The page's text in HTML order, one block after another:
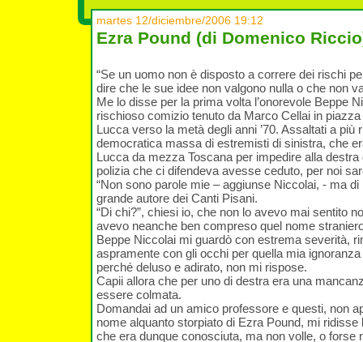
martes 12/diciembre/2006 19:12
Ezra Pound (di Domenico
“Se un uomo non è disposto a correre dei rischi
dire che le sue idee non valgono nulla o che non
Me lo disse per la prima volta l’onorevole Beppe
rischioso comizio tenuto da Marco Cellai in
Lucca verso la metà degli anni ’70. Assaltati a più
democratica massa di estremisti di sinistra, che
Lucca da mezza Toscana per impedire alla destra
polizia che ci difendeva avesse ceduto, per noi
“Non sono parole mie – aggiunse Niccolai, - ma
grande autore dei Canti Pisani.
“Di chi?”, chiesi io, che non lo avevo mai sentito
avevo neanche ben compreso quel nome
Beppe Niccolai mi guardò con estrema severità,
aspramente con gli occhi per quella mia
perché deluso e adirato, non mi rispose.
Capii allora che per uno di destra era una
essere colmata.
Domandai ad un amico professore e questi, non
nome alquanto storpiato di Ezra Pound, mi ridisse
che era dunque conosciuta, ma non volle, o forse